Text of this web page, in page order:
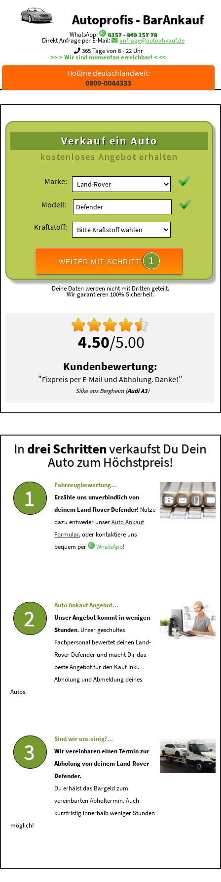
Autoprofis - BarAnkauf
WhatsApp:
0157 - 849 157 78
Direkt Anfrage per E-Mail:
anfrage@autoabkauf.de
365 Tage von 8 - 22 Uhr
>> > Wir sind momentan erreichbar! < <<
Hotline deutschlandweit:
0800-0044333
Verkauf ein Auto
kostenloses Angebot erhalten
Marke:
Modell:
Kraftstoff:
WEITER MIT SCHRITT 1
Deine Daten werden nicht mit Dritten geteilt.
Wir garantieren 100% Sicherheit.
4.50/5.00
Kundenbewertung:
"Fixpreis per E-Mail und Abholung. Danke!"
Silke aus Bergheim (Audi A3)
In drei Schrittenverkaufst Du Dein
Auto zum Höchstpreis!
1
Fahrzeugbewertung...
Erzähle uns unverbindlich von
deinem Land-Rover Defender! Nutze
dazu entweder unserAuto Ankauf
Formular, oder kontaktiere uns
bequem per
WhatsApp!
2
Auto Ankauf Angebot...
Unser Angebot kommt in wenigen
Stunden. Unser geschultes
Fachpersonal bewertet deinen Land-
Rover Defender und macht Dir das
beste Angebot für den Kauf inkl.
Abholung und Abmeldung deines
Autos.
3
Sind wir uns einig?...
Wir vereinbaren einen Termin zur
Abholung von deinem Land-Rover
Defender.
Du erhälst das Bargeld zum
vereinbarten Abholtermin. Auch
kurzfristig innerhalb weniger Stunden
möglich!